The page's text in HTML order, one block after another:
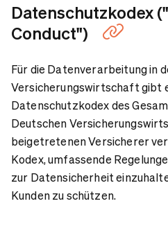
Datenschutzkodex
Conduct")
Für die Datenverarbeitung in
Versicherungswirtschaft gibt
Datenschutzkodex des
Deutschen
beigetretenen Versicherer
Kodex, umfassende
zur Datensicherheit
Kunden zu schützen.